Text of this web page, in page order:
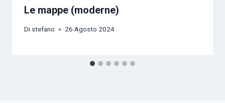
Le mappe (moderne)
Di stefano 26 Agosto 2024